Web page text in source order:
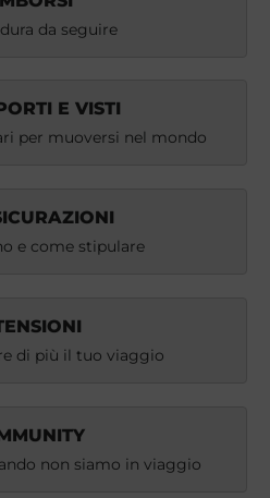
da seguire
E VISTI
per muoversi nel mondo
e come stipulare
di più il tuo viaggio
non siamo in viaggio